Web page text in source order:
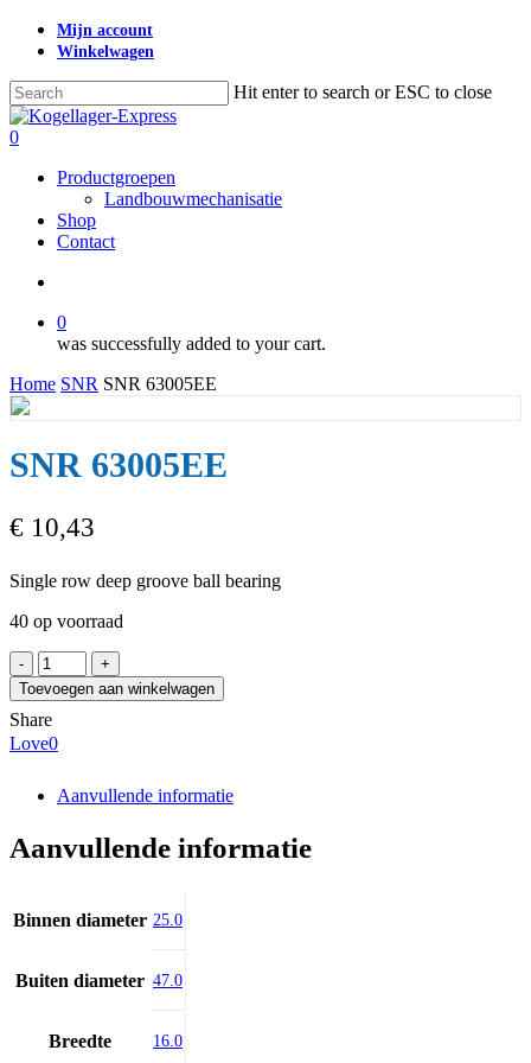
Skip
content
Mijn account
Winkelwagen
Hit enter to search or ESC to close
Close
Search
search
0
Productgroepen
Landbouwmechanisatie
Shop
Contact
0
was successfully added to your cart.
Home SNR SNR 63005EE
SNR 63005EE
€ 10,43
Single row deep groove ball bearing
40 op voorraad
SNR
63005EE
aantal
Toevoegen aan winkelwagen
Share
Love0
Aanvullende informatie
Aanvullende informatie
Binnen diameter 25.0
Buiten diameter 47.0
Breedte 16.0